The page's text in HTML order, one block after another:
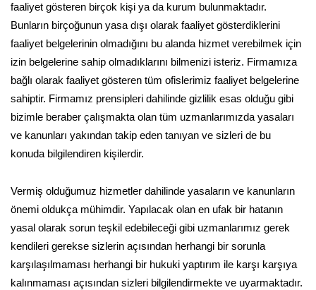
faaliyet gösteren birçok kişi ya da kurum bulunmaktadır.
Bunların birçoğunun yasa dışı olarak faaliyet gösterdiklerini
faaliyet belgelerinin olmadığını bu alanda hizmet verebilmek için
izin belgelerine sahip olmadıklarını bilmenizi isteriz. Firmamıza
bağlı olarak faaliyet gösteren tüm ofislerimiz faaliyet belgelerine
sahiptir. Firmamız prensipleri dahilinde gizlilik esas olduğu gibi
bizimle beraber çalışmakta olan tüm uzmanlarımızda yasaları
ve kanunları yakından takip eden tanıyan ve sizleri de bu
konuda bilgilendiren kişilerdir.
Vermiş olduğumuz hizmetler dahilinde yasaların ve kanunların
önemi oldukça mühimdir. Yapılacak olan en ufak bir hatanın
yasal olarak sorun teşkil edebileceği gibi uzmanlarımız gerek
kendileri gerekse sizlerin açısından herhangi bir sorunla
karşılaşılmaması herhangi bir hukuki yaptırım ile karşı karşıya
kalınmaması açısından sizleri bilgilendirmekte ve uyarmaktadır.